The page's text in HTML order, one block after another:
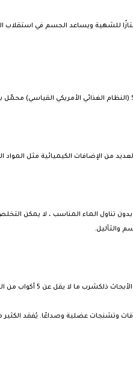
من الإضافات الكيميائية مثل
بدون تناول الماء المناسب ، لا يمكن
والثآليل.
يقلل من الإصابة بسرطان القولون بنسبة 45٪.
وتشنجات عضلية وصداعًا. يُفقد الكثير